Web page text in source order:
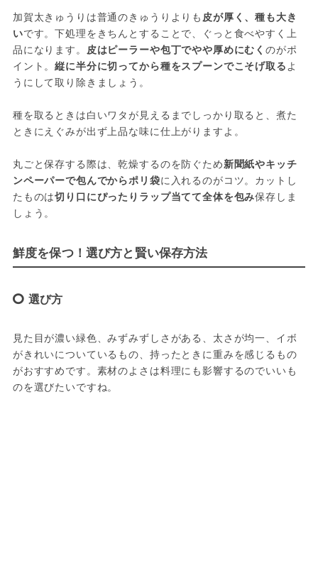
加賀太きゅうりは普通のきゅうりよりも 皮が厚く、種も大き
いです。下処理をきちんとすることで、ぐっと食べやすく上
品になります。 皮はピーラーや包丁でやや厚めにむくのがポ
イント。縦に半分に切ってから種をスプーンでこそげ取るよ
うにして取り除きましょう。
種を取るときは白いワタが見えるまでしっかり取ると、煮た
ときにえぐみが出ず上品な味に仕上がりますよ。
丸ごと保存する際は、乾燥するのを防ぐため新聞紙やキッチ
ンペーパーで包んでからポリ袋に入れるのがコツ。カットし
たものは切り口にぴったりラップ当てて全体を包み保存しま
しょう。
鮮度を保つ！選び方と賢い保存方法
選び方
見た目が濃い緑色、みずみずしさがある、太さが均一、イボ
がきれいについているもの、持ったときに重みを感じるもの
がおすすめです。素材のよさは料理にも影響するのでいいも
のを選びたいですね。